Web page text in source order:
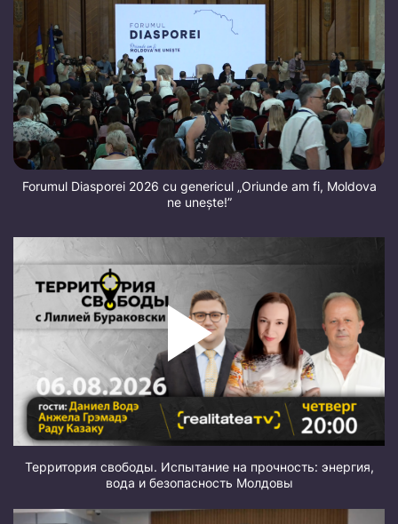
Forumul Diasporei 2026 cu genericul „Oriunde am fi, Moldova
ne unește!”
Территория свободы. Испытание на прочность: энергия,
вода и безопасность Молдовы